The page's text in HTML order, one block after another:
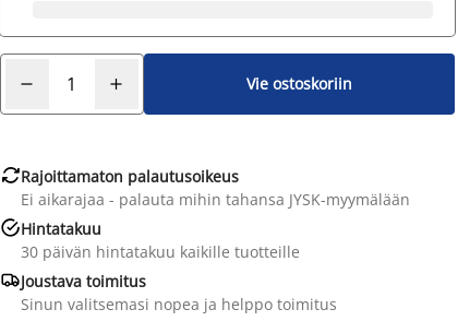
Vie ostoskoriin
Rajoittamaton palautusoikeus
Ei aikarajaa - palauta mihin tahansa JYSK-myymälään
Hintatakuu
30 päivän hintatakuu kaikille tuotteille
Joustava toimitus
Sinun valitsemasi nopea ja helppo toimitus